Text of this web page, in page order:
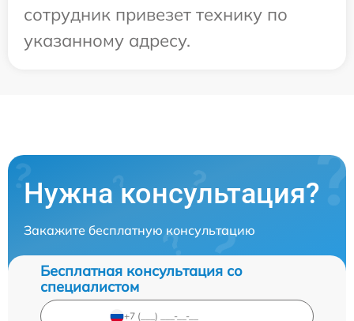
сотрудник привезет технику по
указанному адресу.
Нужна консультация?
Закажите бесплатную консультацию
Бесплатная консультация со
специалистом